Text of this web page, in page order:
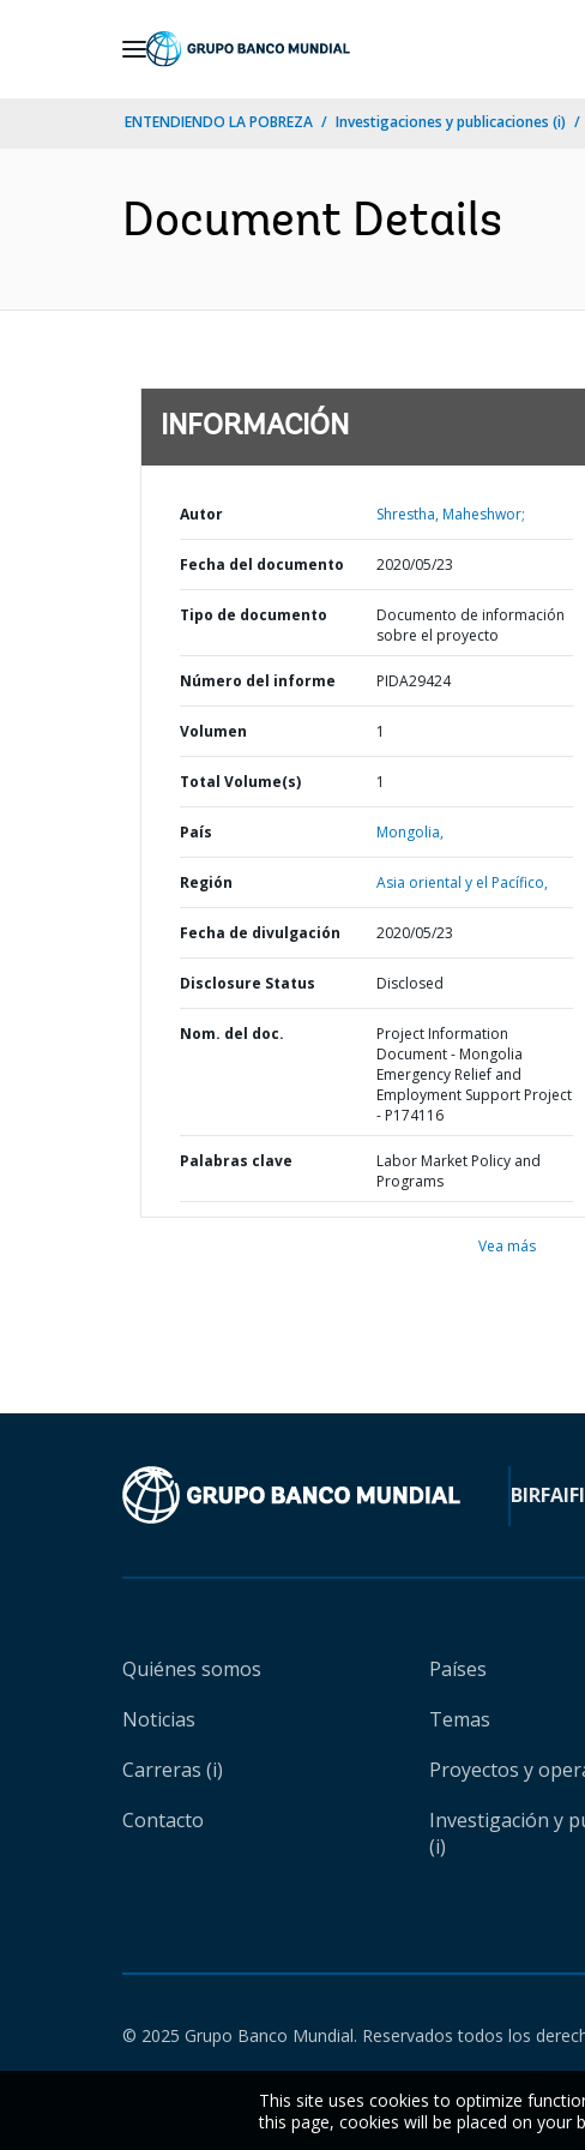
ENTENDIENDO LA POBREZA Investigaciones y publicaciones (i)
Document Details
INFORMACIÓN
Autor Shrestha, Maheshwor;
Fecha del documento 2020/05/23
Tipo de documento
Documento de información
sobre el proyecto
Número del informe PIDA29424
Volumen 1
Total Volume(s) 1
País Mongolia,
Región Asia oriental y el Pacífico,
Fecha de divulgación 2020/05/23
Disclosure Status Disclosed
Nom. del doc.
Project Information
Document - Mongolia
Emergency Relief and
Employment Support Project
- P174116
Palabras clave
Labor Market Policy and
Programs
Vea más
BIRFAIF
Quiénes somos
Noticias
Carreras (i)
Contacto
Países
Temas
Proyectos y
Investigación y
(i)
© 2025 Grupo Banco Mundial. Reservados todos los
This site uses cookies to optimize
this page, cookies will be placed on your